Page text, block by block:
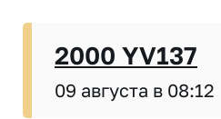
2000 YV137
09 августа в 08:12